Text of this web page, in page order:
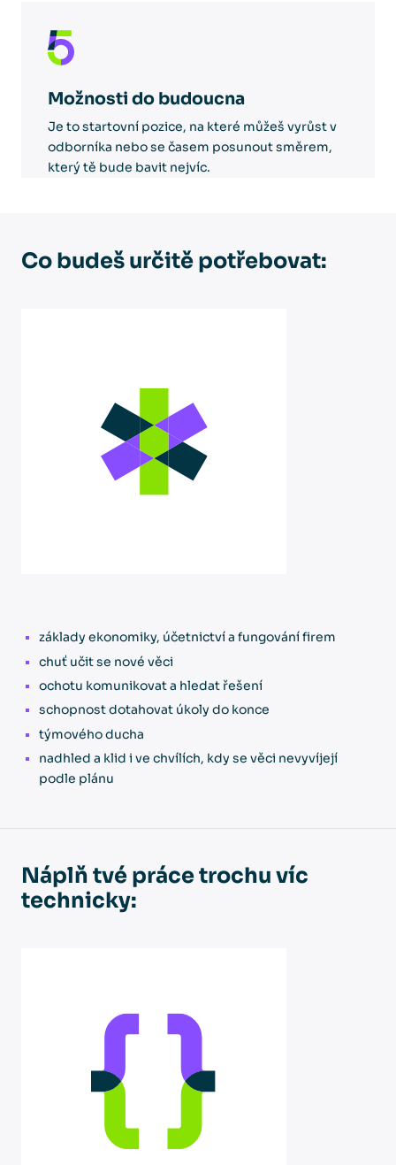
Možnosti do budoucna
Je to startovní pozice, na které můžeš vyrůst v
odborníka nebo se časem posunout směrem,
který tě bude bavit nejvíc.
Co budeš určitě potřebovat:
základy ekonomiky, účetnictví a fungování firem
chuť učit se nové věci
ochotu komunikovat a hledat řešení
schopnost dotahovat úkoly do konce
týmového ducha
nadhled a klid i ve chvílích, kdy se věci nevyvíjejí
podle plánu
Náplň tvé práce trochu víc
technicky: